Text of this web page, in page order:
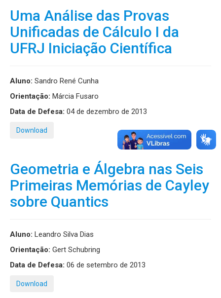
Uma Análise das Provas
Unificadas de Cálculo I da
UFRJ Iniciação Científica
Aluno: Sandro René Cunha
Orientação: Márcia Fusaro
Data de Defesa: 04 de dezembro de 2013
Download
Geometria e Álgebra nas Seis
Primeiras Memórias de Cayley
sobre Quantics
Aluno: Leandro Silva Dias
Orientação: Gert Schubring
Data de Defesa: 06 de setembro de 2013
Download